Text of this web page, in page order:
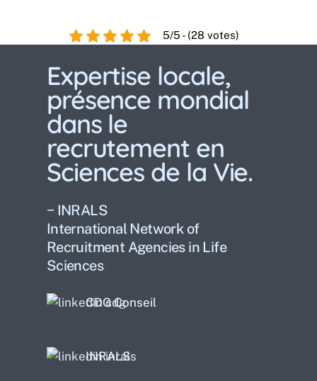
5/5 - (28 votes)
Expertise locale,
présence mondial
dans le
recrutement en
Sciences de la Vie.
− INRALS
International Network of
Recruitment Agencies in Life
Sciences
CDG Conseil
INRALS